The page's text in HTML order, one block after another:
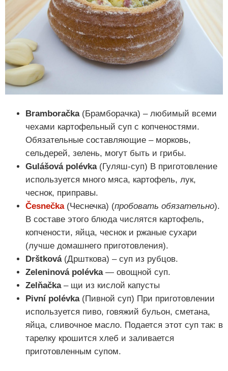
Bramboračka(Брамборачка) – любимый всеми
чехами картофельный суп с копченостями.
Обязательные составляющие – морковь,
сельдерей, зелень, могут быть и грибы.
Gulášová polévka(Гуляш-суп) В приготовление
используется много мяса, картофель, лук,
чеснок, приправы.
Česnečka(Чеснечка) (пробовать обязательно).
В составе этого блюда числятся картофель,
копчености, яйца, чеснок и ржаные сухари
(лучше домашнего приготовления).
Drštková(Дршткова) – суп из рубцов.
Zeleninová polévka— овощной суп.
Zelňačka– щи из кислой капусты
Pivní polévka(Пивной суп) При приготовлении
используется пиво, говяжий бульон, сметана,
яйца, сливочное масло. Подается этот суп так: в
тарелку крошится хлеб и заливается
приготовленным супом.